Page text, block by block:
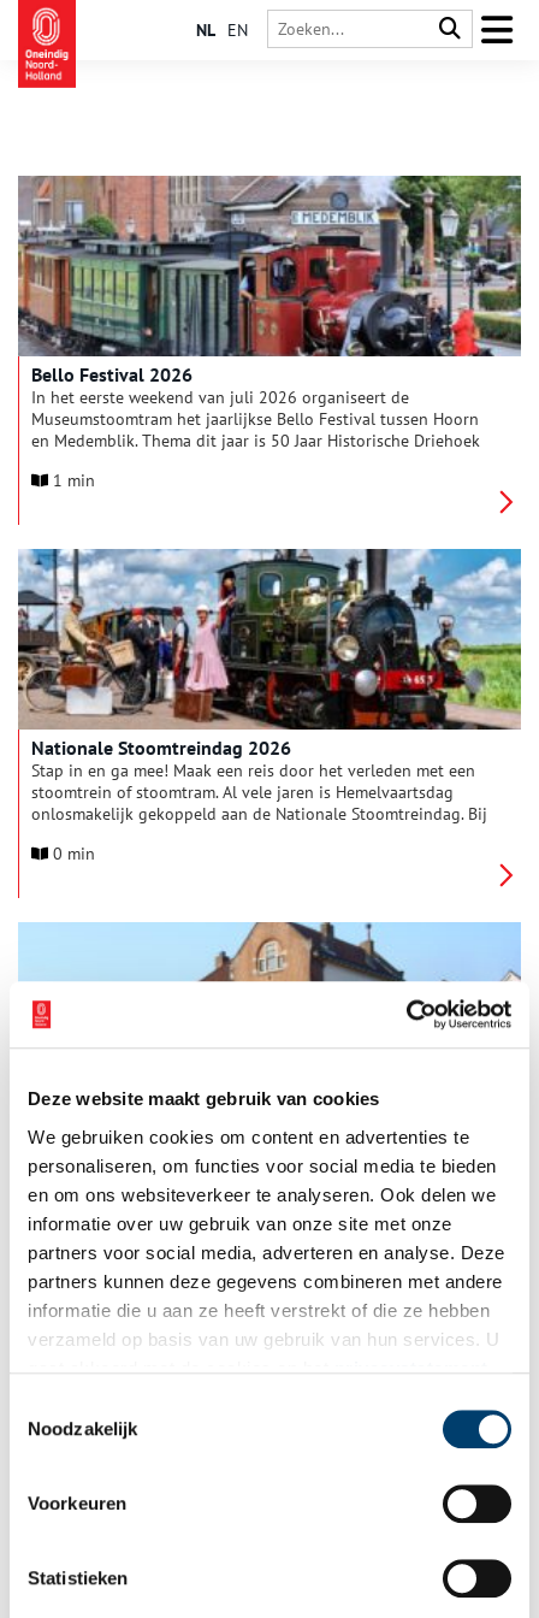
Deze website maakt gebruik van cookies
We gebruiken cookies om content en advertenties te
personaliseren, om functies voor social media te bieden
en om ons websiteverkeer te analyseren. Ook delen we
informatie over uw gebruik van onze site met onze
partners voor social media, adverteren en analyse. Deze
partners kunnen deze gegevens combineren met andere
informatie die u aan ze heeft verstrekt of die ze hebben
verzameld op basis van uw gebruik van hun services. U
Noodzakelijk
Voorkeuren
Statistieken
NL EN
Bello Festival 2026
In het eerste weekend van juli 2026 organiseert de
Museumstoomtram het jaarlijkse Bello Festival tussen Hoorn
en Medemblik. Thema dit jaar is 50 Jaar Historische Driehoek
1 min
Nationale Stoomtreindag 2026
Stap in en ga mee! Maak een reis door het verleden met een
stoomtrein of stoomtram. Al vele jaren is Hemelvaartsdag
onlosmakelijk gekoppeld aan de Nationale Stoomtreindag. Bij
stoomlocomotieven opgestookt.
0 min
Een spoorwegstation zonder rails is als een molen zonder
wieken. Een aardige herinnering, maar toch mis je iets. Zo’n
station staat in Uithoorn. Je mag er het etiket rijksmonument
op plakken, maar dat voelt als een troostprijs. De laatste trein
met passagiers reed in 1950 hier uit beeld. Als een toverfee
kust de Amsteltram dit station weer wakker. De rails ligt er al,
de tram komt hier deze zomer.
De eerste trein van Nederland
De twee stoomlocomotieven ‘De Snelheid’ en ‘De Arend’
eerste spoorlijn van Nederland rijden. In slechts 28 minuten
trekken ze de eerste officiële openingstrein van de